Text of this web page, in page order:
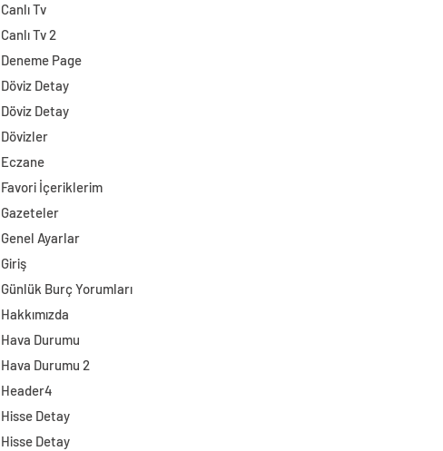
Canlı Tv
Canlı Tv 2
Deneme Page
Döviz Detay
Döviz Detay
Dövizler
Eczane
Favori İçeriklerim
Gazeteler
Genel Ayarlar
Giriş
Günlük Burç Yorumları
Hakkımızda
Hava Durumu
Hava Durumu 2
Header4
Hisse Detay
Hisse Detay